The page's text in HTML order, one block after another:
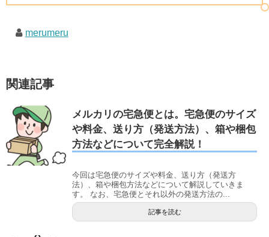
merumeru
関連記事
メルカリの宅急便とは。宅急便のサイズ
や料金、送り方（発送方法）、箱や梱包
方法などについて完全解説！
今回は宅急便のサイズや料金、送り方（発送方
法）、箱や梱包方法などについて解説していきま
す。 なお、宅急便とそれ以外の発送方法の...
記事を読む